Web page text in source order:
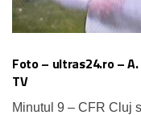
Foto – ultras24.ro –
TV
Minutul 9 – CFR Cluj